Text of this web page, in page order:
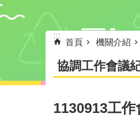
:::
首頁 機關介紹
協調工作會議
1130913工